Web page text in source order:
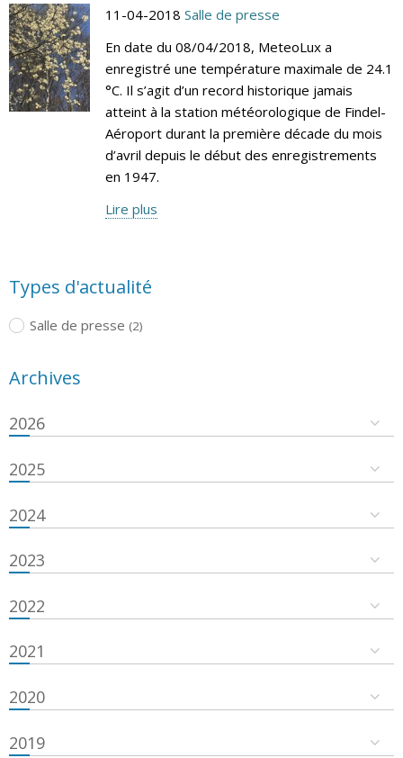
11-04-2018 Salle de presse
En date du 08/04/2018, MeteoLux a
enregistré une température maximale de 24.1
°C. Il s’agit d’un record historique jamais
atteint à la station météorologique de Findel-
Aéroport durant la première décade du mois
d’avril depuis le début des enregistrements
en 1947.
Lire plus
Types d'actualité
Salle de presse (2)
Archives
2026
2025
2024
2023
2022
2021
2020
2019